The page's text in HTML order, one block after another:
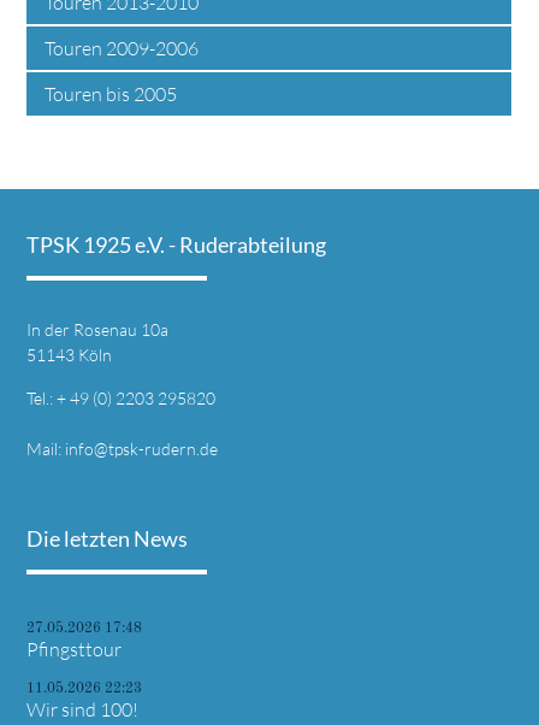
Touren 2009-2006
Touren bis 2005
TPSK 1925 e.V. - Ruder­abteilung
In der Rosenau 10a
51143 Köln
Tel.: + 49 (0) 2203 295820
Mail: info@tpsk-rudern.de
Die letzten News
27.05.2026 17:48
Pfingsttour
11.05.2026 22:23
Wir sind 100!